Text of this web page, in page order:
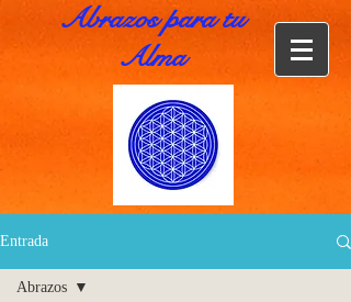
Abrazos para tu
Alma
Entrada
Abrazos